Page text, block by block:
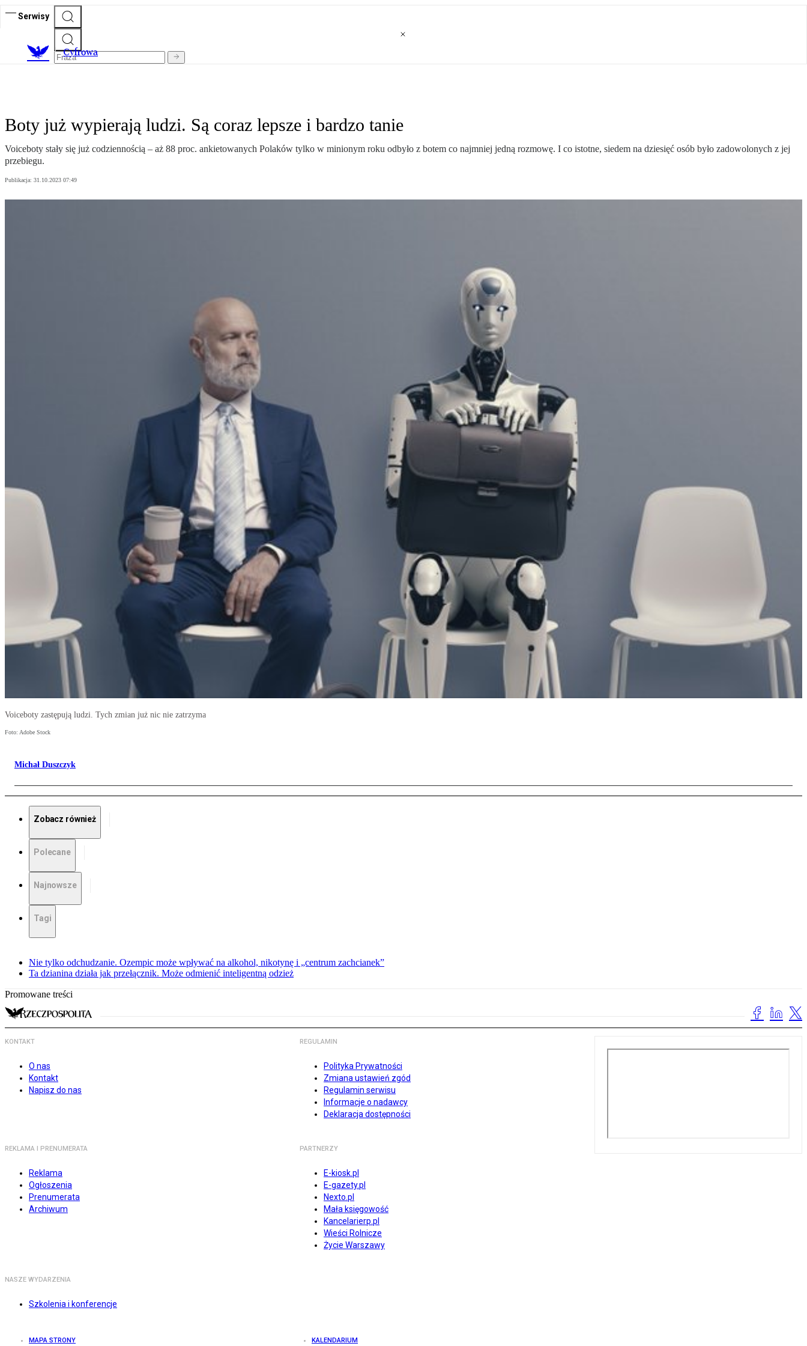
Serwisy
Cyfrowa
Boty już wypierają ludzi. Są coraz lepsze i bardzo tanie
Voiceboty stały się już codziennością – aż 88 proc. ankietowanych Polaków tylko w minionym roku odbyło z botem co najmniej jedną rozmowę. I co istotne, siedem na dziesięć osób było zadowolonych z jej
przebiegu.
Publikacja: 31.10.2023 07:49
Voiceboty zastępują ludzi. Tych zmian już nic nie zatrzyma
Foto: Adobe Stock
Michał Duszczyk
Zobacz również
Polecane
Najnowsze
Tagi
Nie tylko odchudzanie. Ozempic może wpływać na alkohol, nikotynę i „centrum zachcianek”
Ta dzianina działa jak przełącznik. Może odmienić inteligentną odzież
Promowane treści
KONTAKT
O nas
Kontakt
Napisz do nas
REGULAMIN
Polityka Prywatności
Zmiana ustawień zgód
Regulamin serwisu
Informacje o nadawcy
Deklaracja dostępności
REKLAMA I PRENUMERATA
Reklama
Ogłoszenia
Prenumerata
Archiwum
PARTNERZY
E-kiosk.pl
E-gazety.pl
Nexto.pl
Mała księgowość
Kancelarierp.pl
Wieści Rolnicze
Życie Warszawy
NASZE WYDARZENIA
Szkolenia i konferencje
MAPA STRONY KALENDARIUM